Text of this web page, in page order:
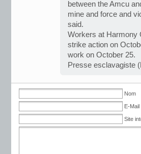
between the Amcu
mine and force and
said.
Workers at Harmony
strike action on
work on October 25.
Presse esclavagiste
Nom
E-
Site